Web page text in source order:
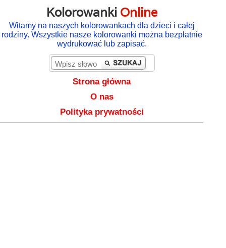
Kolorowanki Online
Witamy na naszych kolorowankach dla dzieci i całej
rodziny. Wszystkie nasze kolorowanki można bezpłatnie
wydrukować lub zapisać.
Strona główna
O nas
Polityka prywatności